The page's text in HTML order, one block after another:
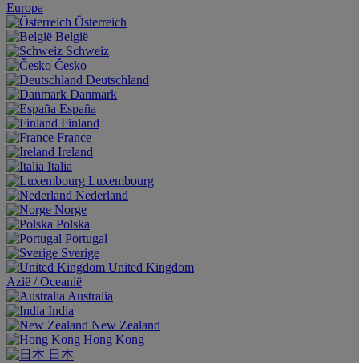
Europa
Österreich
België
Schweiz
Česko
Deutschland
Danmark
España
Finland
France
Ireland
Italia
Luxembourg
Nederland
Norge
Polska
Portugal
Sverige
United Kingdom
Aziё / Oceaniё
Australia
India
New Zealand
Hong Kong
日本